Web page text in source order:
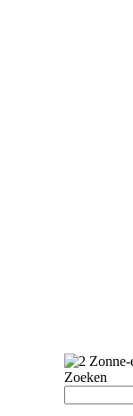
Zoeken